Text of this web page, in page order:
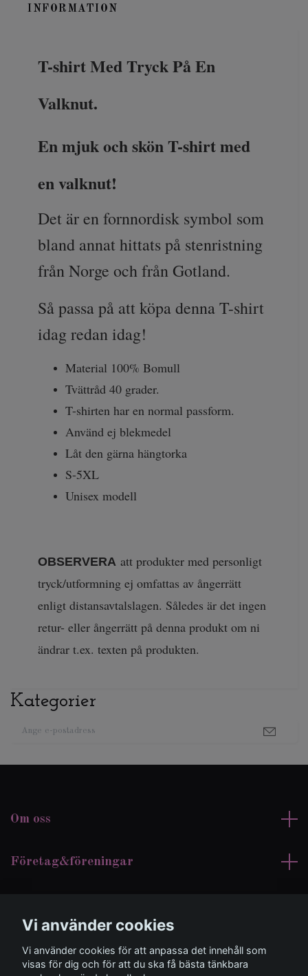
Kategorier
INFORMATION
T-shirt Med Tryck På En
Valknut.
En mjuk och skön T-shirt med
en valknut!
Det är en fornnordisk symbol som
bland annat hittats på stenristning
från Norge och från Gotland.
Så passa på att köpa denna T-shirt
idag redan idag!
Material 100% Bomull
Tvättråd 40 grader.
T-shirten har en normal passform.
Använd ej blekmedel
Låt den gärna hängtorka
S-5XL
Unisex modell
OBSERVERA att produkter med personligt
tryck/utformning ej omfattas av ångerrätt
enligt distansavtalslagen. Således är det ingen
retur- eller ångerrätt på denna produkt om ni
ändrar t.ex. texten på produkten.
Om oss
Företag&föreningar
Sociala medier
Vi använder cookies
Vi använder cookies för att anpassa det innehåll som
visas för dig och för att du ska få bästa tänkbara